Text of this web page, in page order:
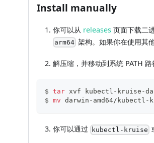
Install manually
你可以从 releases 页面下载二
arm64 架构。如果你在使用其
解压缩，并移动到系统 PATH 路
$ tar xvf kubectl-kruise-
$ mv darwin-amd64/
你可以通过 kubectl-kruise